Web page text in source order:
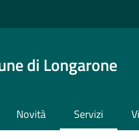
di Longarone
Novità Servizi